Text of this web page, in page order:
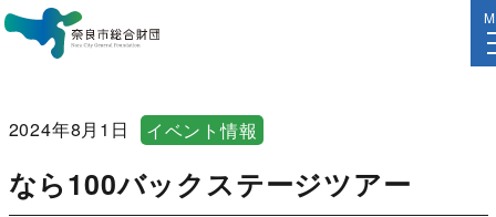
2024年8月1日 イベント情報
なら100バックステージツアー